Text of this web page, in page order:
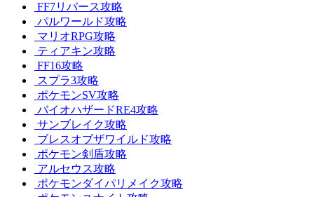
FF7リバース攻略
パルワールド攻略
マリオRPG攻略
ティアキン攻略
FF16攻略
スプラ3攻略
ポケモンSV攻略
バイオハザードRE4攻略
サンブレイク攻略
ブレスオブザワイルド攻略
ポケモン剣盾攻略
アルセウス攻略
ポケモンダイパリメイク攻略